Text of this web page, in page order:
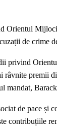
Orientul
de crime
privind
premii
mandat,
de pace
contribuțiile